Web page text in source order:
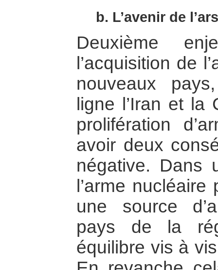
b. L’avenir de
Deuxième
l’acquisition de
nouveaux
ligne l’Iran et
prolifération
avoir deux
négative. Dans
l’arme
une source
pays de la
équilibre vis à